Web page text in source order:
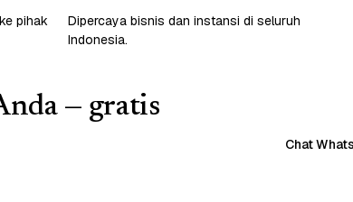
pihak
Dipercaya bisnis dan instansi di seluruh
Indonesia.
— gratis
Chat